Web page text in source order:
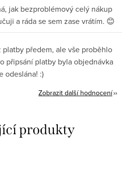
jak bezproblémový celý nákup
a ráda se sem zase vrátím. 😊
předem, ale vše proběhlo
připsání platby byla objednávka
odeslána! :)
Zobrazit další hodnocení
produkty